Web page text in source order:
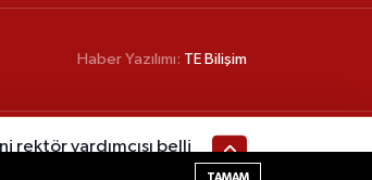
Haber Yazılımı: TE Bilişim
TAMAM
rektör yardımcısı belli